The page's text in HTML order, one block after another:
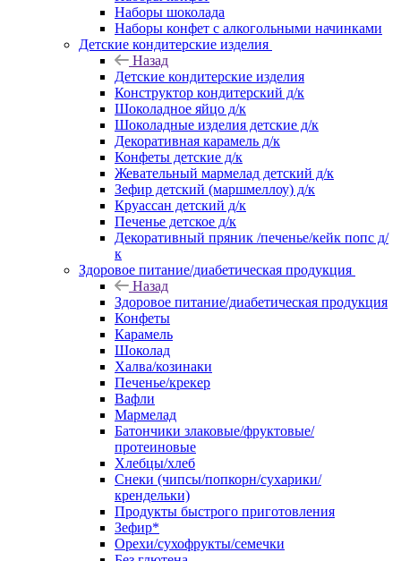
Наборы шоколада
Наборы конфет с алкогольными начинками
Детские кондитерские изделия
Назад
Детские кондитерские изделия
Конструктор кондитерский д/к
Шоколадное яйцо д/к
Шоколадные изделия детские д/к
Декоративная карамель д/к
Конфеты детские д/к
Жевательный мармелад детский д/к
Зефир детский (маршмеллоу) д/к
Круассан детский д/к
Печенье детское д/к
Декоративный пряник /печенье/кейк попс д/
к
Здоровое питание/диабетическая продукция
Назад
Здоровое питание/диабетическая продукция
Конфеты
Карамель
Шоколад
Халва/козинаки
Печенье/крекер
Вафли
Мармелад
Батончики злаковые/фруктовые/
протеиновые
Хлебцы/хлеб
Снеки (чипсы/попкорн/сухарики/
крендельки)
Продукты быстрого приготовления
Зефир*
Орехи/сухофрукты/семечки